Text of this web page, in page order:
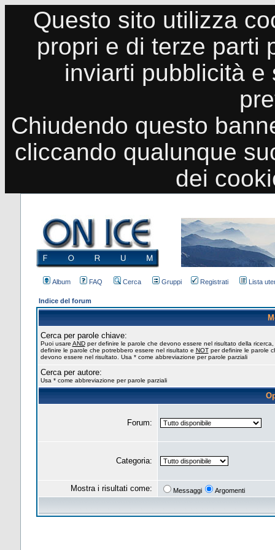
Questo sito utilizza
propri e di terze parti
inviarti pubblicità
Chiudendo questo
cliccando qualunque
dei
Album FAQ Cerca Gruppi Registrati Lista
Indice del forum
Cerca per parole chiave:
Puoi usare ANDper definire le parole che devono essere nel risultato della ricerca,
definire le parole che potrebbero essere nel risultato e NOTper definire le parole
devono essere nel risultato. Usa * come abbreviazione per parole parziali
Cerca per autore:
Usa * come abbreviazione per parole parziali
Forum:
Categoria:
Mostra i risultati come: Messaggi Argomenti